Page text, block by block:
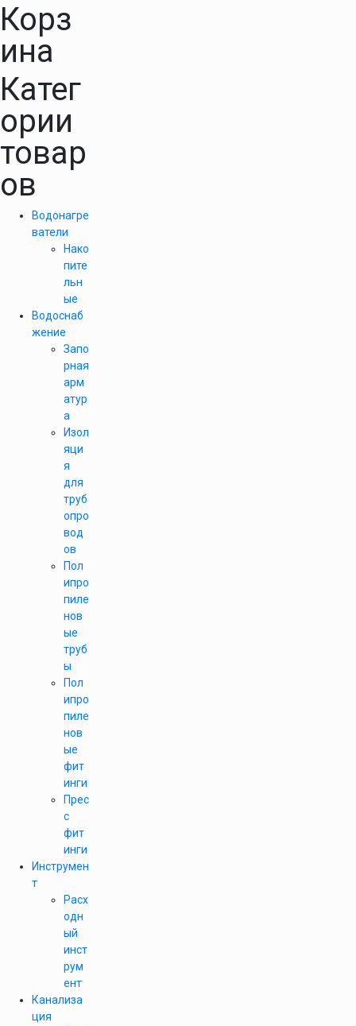
Корз
ина
Катег
ории
товар
ов
Водонагре
ватели
Нако
пите
льн
ые
Водоснаб
жение
Запо
рная
арм
атур
а
Изол
яци
я
для
труб
опро
вод
ов
Пол
ипро
пиле
нов
ые
труб
ы
Пол
ипро
пиле
нов
ые
фит
инги
Прес
с
фит
инги
Инструмен
т
Расх
одн
ый
инст
рум
ент
Канализа
ция